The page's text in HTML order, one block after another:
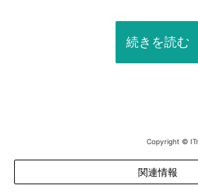
続きを読む
Copyright ©
関連情報